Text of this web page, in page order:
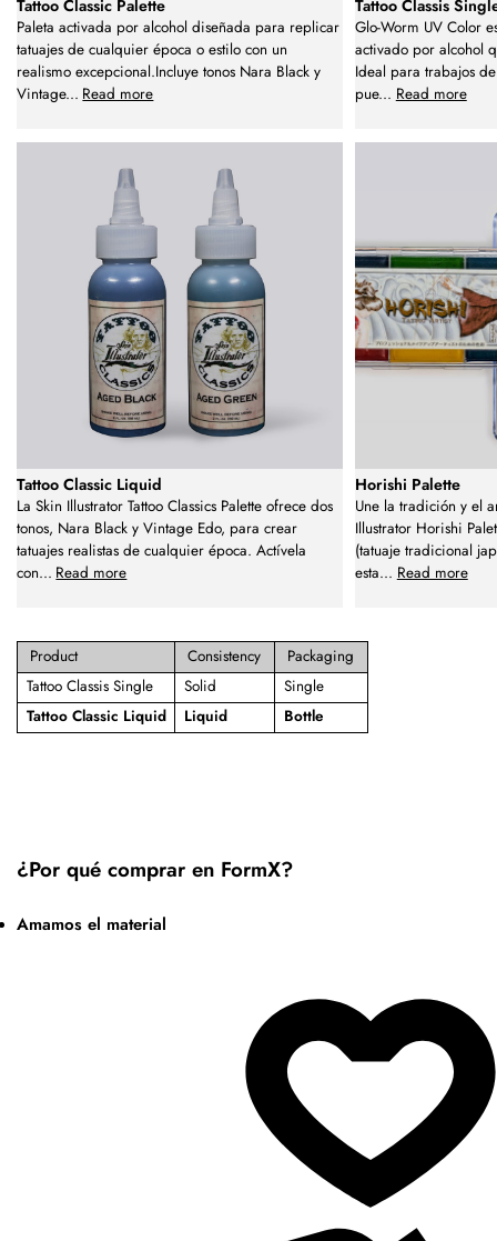
Tattoo Classic Palette
Paleta activada por alcohol diseñada para replicar
tatuajes de cualquier época o estilo con un
realismo excepcional.Incluye tonos Nara Black y
Vintage... Read more
Tattoo Classis
Glo-Worm UV Color
activado por alcohol
Ideal para trabajos
pue... Read more
Tattoo Classic Liquid
La Skin Illustrator Tattoo Classics Palette ofrece dos
tonos, Nara Black y Vintage Edo, para crear
tatuajes realistas de cualquier época. Actívela
con... Read more
Horishi Palette
Une la tradición y el
Illustrator Horishi
(tatuaje tradicional
esta... Read more
Product Consistency
Packaging
Tattoo Classis Single
Solid
Single
Tattoo Classic Liquid
Liquid Bottle
¿Por qué comprar en FormX?
Amamos el material